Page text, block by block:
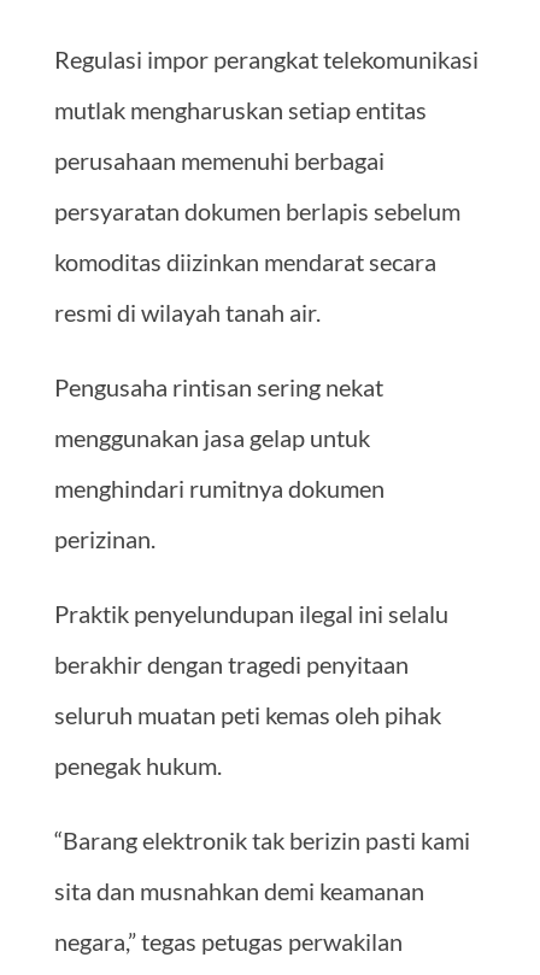
Regulasi impor perangkat telekomunikasi
mutlak mengharuskan setiap entitas
perusahaan memenuhi berbagai
persyaratan dokumen berlapis sebelum
komoditas diizinkan mendarat secara
resmi di wilayah tanah air.
Pengusaha rintisan sering nekat
menggunakan jasa gelap untuk
menghindari rumitnya dokumen
perizinan.
Praktik penyelundupan ilegal ini selalu
berakhir dengan tragedi penyitaan
seluruh muatan peti kemas oleh pihak
penegak hukum.
“Barang elektronik tak berizin pasti kami
sita dan musnahkan demi keamanan
negara,” tegas petugas perwakilan